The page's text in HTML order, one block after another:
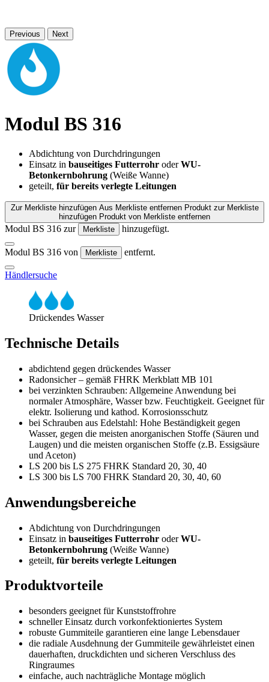
Previous Next
Modul BS 316
Abdichtung von Durchdringungen
Einsatz in bauseitiges Futterrohr oderWU-
Betonkernbohrung (Weiße Wanne)
geteilt, für bereits verlegte Leitungen
Zur Merkliste hinzufügen Aus Merkliste entfernen Produkt zur Merkliste
hinzufügen Produkt von Merkliste entfernen
Modul BS 316 zur Merkliste hinzugefügt.
Modul BS 316 von Merkliste entfernt.
Händlersuche
Drückendes Wasser
Technische Details
abdichtend gegen drückendes Wasser
Radonsicher – gemäß FHRK Merkblatt MB 101
bei verzinkten Schrauben: Allgemeine Anwendung bei
normaler Atmosphäre, Wasser bzw. Feuchtigkeit. Geeignet für
elektr. Isolierung und kathod. Korrosionsschutz
bei Schrauben aus Edelstahl: Hohe Beständigkeit gegen
Wasser, gegen die meisten anorganischen Stoffe (Säuren und
Laugen) und die meisten organischen Stoffe (z.B. Essigsäure
und Aceton)
LS 200 bis LS 275 FHRK Standard 20, 30, 40
LS 300 bis LS 700 FHRK Standard 20, 30, 40, 60
Anwendungsbereiche
Abdichtung von Durchdringungen
Einsatz in bauseitiges Futterrohr oderWU-
Betonkernbohrung (Weiße Wanne)
geteilt, für bereits verlegte Leitungen
Produktvorteile
besonders geeignet für Kunststoffrohre
schneller Einsatz durch vorkonfektioniertes System
robuste Gummiteile garantieren eine lange Lebensdauer
die radiale Ausdehnung der Gummiteile gewährleistet einen
dauerhaften, druckdichten und sicheren Verschluss des
Ringraumes
einfache, auch nachträgliche Montage möglich